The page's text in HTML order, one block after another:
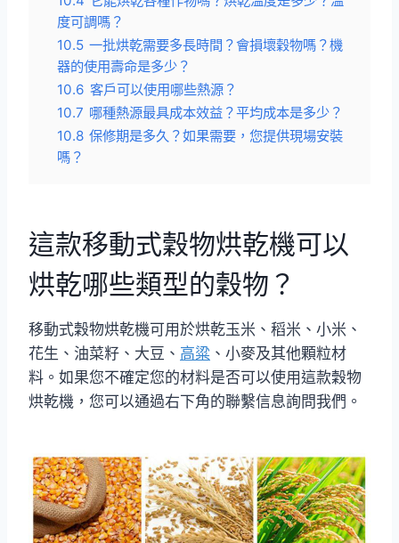
度可調嗎？
10.5 一批烘乾需要多長時間？會損壞穀物嗎？機
器的使用壽命是多少？
10.6 客戶可以使用哪些熱源？
10.7 哪種熱源最具成本效益？平均成本是多少？
10.8 保修期是多久？如果需要，您提供現場安裝
嗎？
這款移動式穀物烘乾機可以
烘乾哪些類型的穀物？
移動式穀物烘乾機可用於烘乾玉米、稻米、小米、
花生、油菜籽、大豆、 高粱 、小麥及其他顆粒材
料。如果您不確定您的材料是否可以使用這款穀物
烘乾機，您可以通過右下角的聯繫信息詢問我們。